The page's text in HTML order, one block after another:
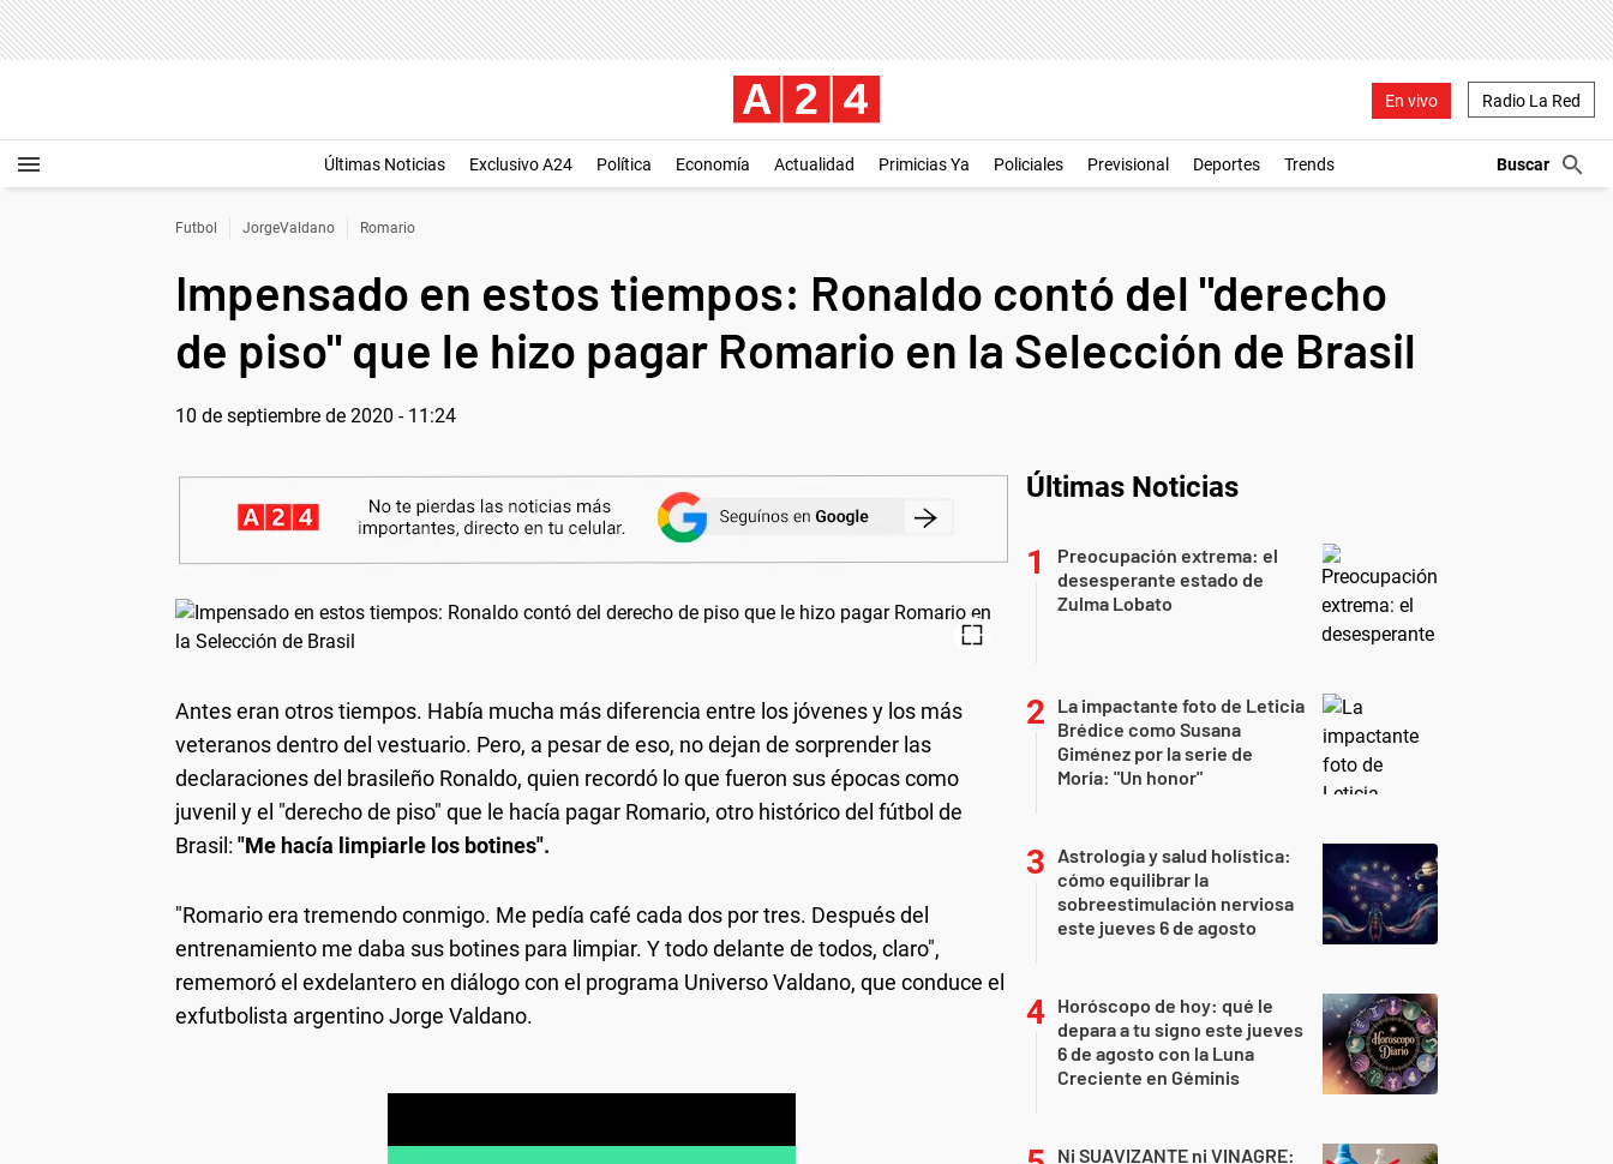
En vivo Radio La Red
Últimas Noticias Exclusivo A24 Política Economía Actualidad Primicias Ya Policiales Previsional Deportes Trends
Futbol JorgeValdano Romario
Impensado en estos tiempos: Ronaldo contó del "derecho
de piso" que le hizo pagar Romario en la Selección de Brasil
10 de septiembre de 2020 - 11:24
Antes eran otros tiempos. Había mucha más diferencia entre los jóvenes y los más
veteranos dentro del vestuario. Pero, a pesar de eso, no dejan de sorprender las
declaraciones del brasileño Ronaldo, quien recordó lo que fueron sus épocas como
juvenil y el "derecho de piso" que le hacía pagar Romario, otro histórico del fútbol de
Brasil: "Me hacía limpiarle los botines".
"Romario era tremendo conmigo. Me pedía café cada dos por tres. Después del
entrenamiento me daba sus botines para limpiar. Y todo delante de todos, claro",
rememoró el exdelantero en diálogo con el programa Universo Valdano, que conduce el
exfutbolista argentino Jorge Valdano.
Últimas Noticias
Preocupación extrema: el
desesperante estado de
Zulma Lobato
La impactante foto de Leticia
Brédice como Susana
Giménez por la serie de
Moria: "Un honor"
Astrología y salud holística:
cómo equilibrar la
sobreestimulación nerviosa
este jueves 6 de agosto
Horóscopo de hoy: qué le
depara a tu signo este jueves
6 de agosto con la Luna
Creciente en Géminis
Ni SUAVIZANTE ni VINAGRE: